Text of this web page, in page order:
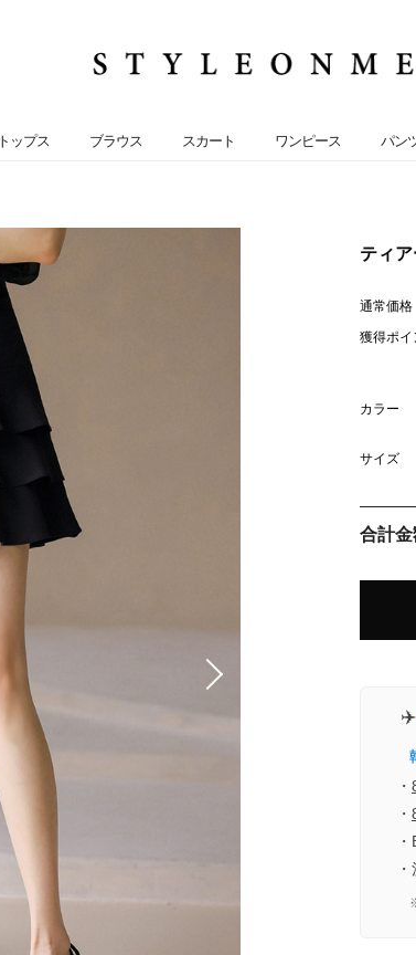
トップス ブラウス スカート ワンピース パン
ティ
通常価格
獲得ポイ
カラー
サイズ
合計金
✈️
・
・